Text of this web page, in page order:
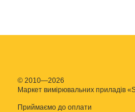
© 2010—2026
Маркет вимірювальних приладів
Приймаємо до оплати